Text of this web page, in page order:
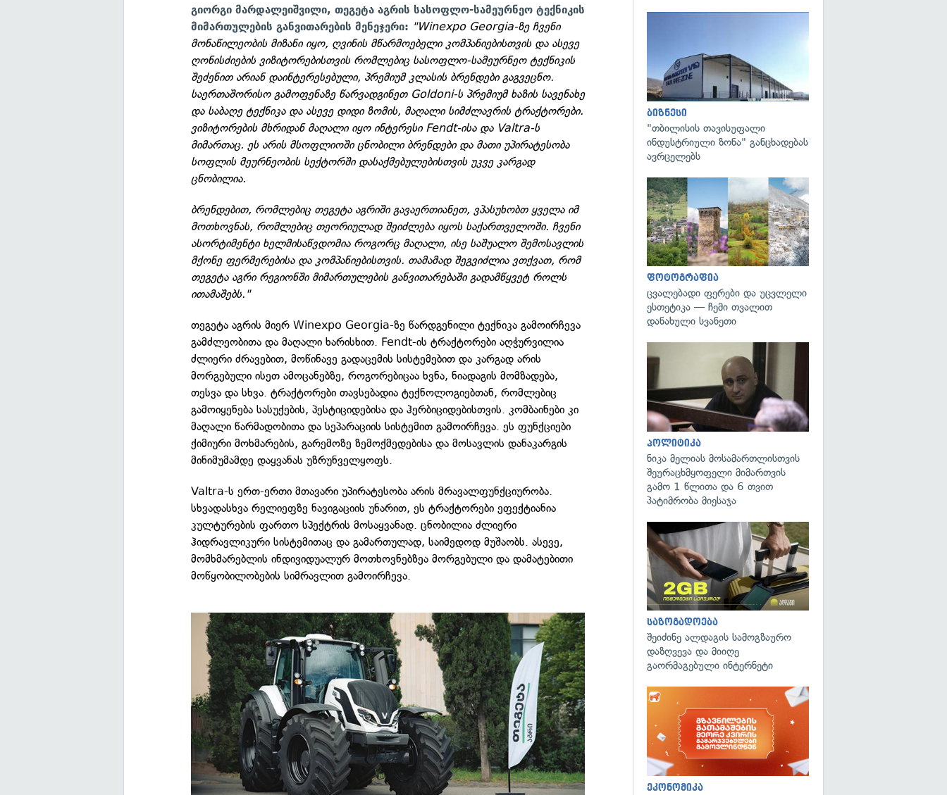
გიორგი მარდალეიშვილი, თეგეტა აგრის სასოფლო-სამეურნეო ტექნიკის
მიმართულების განვითარების მენეჯერი: "Winexpo Georgia-ზე ჩვენი
მონაწილეობის მიზანი იყო, ღვინის მწარმოებელი კომპანიებისთვის და ასევე
ღონისძიების ვიზიტორებისთვის რომლებიც სასოფლო-სამეურნეო ტექნიკის
შეძენით არიან დაინტერესებული, პრემიუმ კლასის ბრენდები გაგვეცნო.
საერთაშორისო გამოფენაზე წარვადგინეთ Goldoni-ს პრემიუმ ხაზის სავენახე
და საბაღე ტექნიკა და ასევე დიდი ზომის, მაღალი სიმძლავრის ტრაქტორები.
ვიზიტორების მხრიდან მაღალი იყო ინტერესი Fendt-ისა და Valtra-ს
მიმართაც. ეს არის მსოფლიოში ცნობილი ბრენდები და მათი უპირატესობა
სოფლის მეურნეობის სექტორში დასაქმებულებისთვის უკვე კარგად
ცნობილია.
ბრენდებით, რომლებიც თეგეტა აგრიში გავაერთიანეთ, ვპასუხობთ ყველა იმ
მოთხოვნას, რომლებიც თეორიულად შეიძლება იყოს საქართველოში. ჩვენი
ასორტიმენტი ხელმისაწვდომია როგორც მაღალი, ისე საშუალო შემოსავლის
მქონე ფერმერებისა და კომპანიებისთვის. თამამად შეგვიძლია ვთქვათ, რომ
თეგეტა აგრი რეგიონში მიმართულების განვითარებაში გადამწყვეტ როლს
ითამაშებს."
თეგეტა აგრის მიერ Winexpo Georgia-ზე წარდგენილი ტექნიკა გამოირჩევა
გამძლეობითა და მაღალი ხარისხით. Fendt-ის ტრაქტორები აღჭურვილია
ძლიერი ძრავებით, მოწინავე გადაცემის სისტემებით და კარგად არის
მორგებული ისეთ ამოცანებზე, როგორებიცაა ხვნა, ნიადაგის მომზადება,
თესვა და სხვა. ტრაქტორები თავსებადია ტექნოლოგიებთან, რომლებიც
გამოიყენება სასუქების, პესტიციდებისა და ჰერბიციდებისთვის. კომბაინები კი
მაღალი წარმადობითა და სეპარაციის სისტემით გამოირჩევა. ეს ფუნქციები
ქიმიური მოხმარების, გარემოზე ზემოქმედებისა და მოსავლის დანაკარგის
მინიმუმამდე დაყვანას უზრუნველყოფს.
Valtra-ს ერთ-ერთი მთავარი უპირატესობა არის მრავალფუნქციურობა.
სხვადასხვა რელიეფზე ნავიგაციის უნარით, ეს ტრაქტორები ეფექტიანია
კულტურების ფართო სპექტრის მოსაყვანად. ცნობილია ძლიერი
ჰიდრავლიკური სისტემითაც და გამართულად, საიმედოდ მუშაობს. ასევე,
მომხმარებლის ინდივიდუალურ მოთხოვნებზეა მორგებული და დამატებითი
მოწყობილობების სიმრავლით გამოირჩევა.
ბიზნესი
"თბილისის თავისუფალი
ინდუსტრიული ზონა" განცხადებას
ავრცელებს
ფოტოგრაფია
ცვალებადი ფერები და უცვლელი
ესთეტიკა — ჩემი თვალით
დანახული სვანეთი
პოლიტიკა
ნიკა მელიას მოსამართლისთვის
შეურაცხმყოფელი მიმართვის
გამო 1 წლითა და 6 თვით
პატიმრობა მიესაჯა
საზოგადოება
შეიძინე ალდაგის სამოგზაურო
დაზღვევა და მიიღე
გაორმაგებული ინტერნეტი
ეკონომიკა